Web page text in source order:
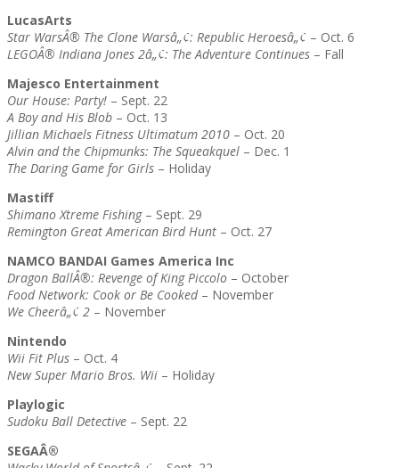
LucasArts
Star WarsÂ® The Clone Warsâ„¢: Republic Heroesâ„¢ – Oct. 6
LEGOÂ® Indiana Jones 2â„¢: The Adventure Continues – Fall
Majesco Entertainment
Our House: Party! – Sept. 22
A Boy and His Blob – Oct. 13
Jillian Michaels Fitness Ultimatum 2010 – Oct. 20
Alvin and the Chipmunks: The Squeakquel – Dec. 1
The Daring Game for Girls – Holiday
Mastiff
Shimano Xtreme Fishing– Sept. 29
Remington Great American Bird Hunt – Oct. 27
NAMCO BANDAI Games America Inc
Dragon BallÂ®: Revenge of King Piccolo – October
Food Network: Cook or Be Cooked– November
We Cheerâ„¢ 2 – November
Nintendo
Wii Fit Plus – Oct. 4
New Super Mario Bros. Wii – Holiday
Playlogic
Sudoku Ball Detective – Sept. 22
SEGAÂ®